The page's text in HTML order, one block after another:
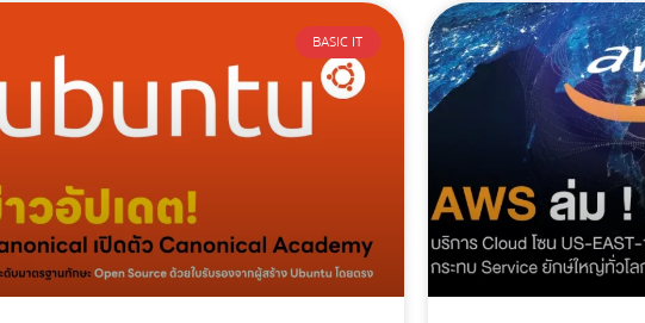
BASIC IT